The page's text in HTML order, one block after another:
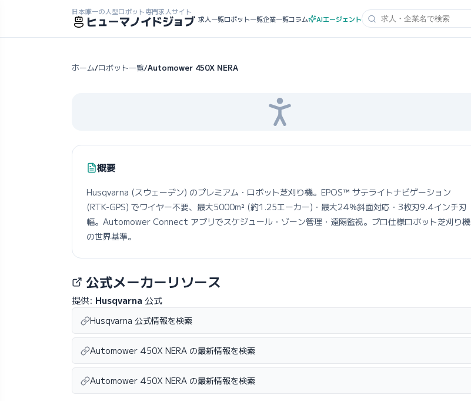
日本唯一の人型ロボット専門求人サイト
ヒューマノイドジョブ 求人一覧ロボット一覧企業一覧コラム AIエージェント
ホーム/ロボット一覧/Automower 450X NERA
概要
Husqvarna (スウェーデン) のプレミアム・ロボット芝刈り機。EPOS™ サテライトナビゲーション
(RTK-GPS) でワイヤー不要、最大5000m² (約1.25エーカー)・最大24%斜面対応・3枚刃9.4インチ刃
幅。Automower Connect アプリでスケジュール・ゾーン管理・遠隔監視。プロ仕様ロボット芝刈り機
の世界基準。
公式メーカーリソース
提供: Husqvarna 公式
Husqvarna 公式情報を検索
Automower 450X NERA の最新情報を検索
Automower 450X NERA の最新情報を検索